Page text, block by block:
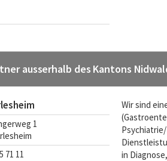
ausserhalb des Kantons
1
71 11
Wir sind
in